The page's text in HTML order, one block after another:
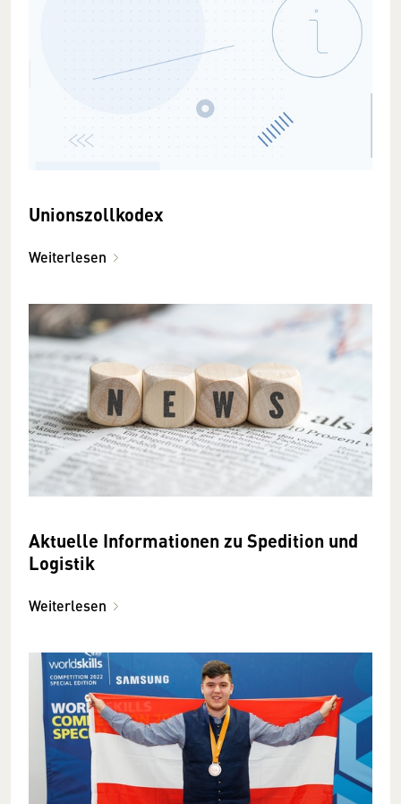
Unionszollkodex
Weiterlesen
Aktuelle Informationen zu Spedition und
Logistik
Weiterlesen